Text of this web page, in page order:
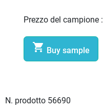
Prezzo del campione :
 Buy sample
N. prodotto 56690